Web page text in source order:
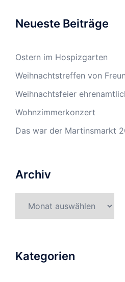
Neueste Beiträge
Ostern im Hospizgarten
Weihnachtstreffen von
Weihnachtsfeier
Wohnzimmerkonzert
Das war der Martinsmarkt
Archiv
Kategorien